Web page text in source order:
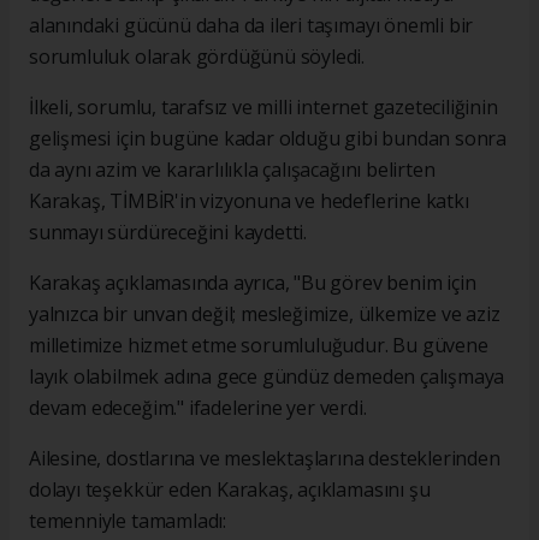
alanındaki gücünü daha da ileri taşımayı önemli bir
sorumluluk olarak gördüğünü söyledi.
İlkeli, sorumlu, tarafsız ve milli internet gazeteciliğinin
gelişmesi için bugüne kadar olduğu gibi bundan sonra
da aynı azim ve kararlılıkla çalışacağını belirten
Karakaş, TİMBİR'in vizyonuna ve hedeflerine katkı
sunmayı sürdüreceğini kaydetti.
Karakaş açıklamasında ayrıca, "Bu görev benim için
yalnızca bir unvan değil; mesleğimize, ülkemize ve aziz
milletimize hizmet etme sorumluluğudur. Bu güvene
layık olabilmek adına gece gündüz demeden çalışmaya
devam edeceğim." ifadelerine yer verdi.
Ailesine, dostlarına ve meslektaşlarına desteklerinden
dolayı teşekkür eden Karakaş, açıklamasını şu
temenniyle tamamladı: